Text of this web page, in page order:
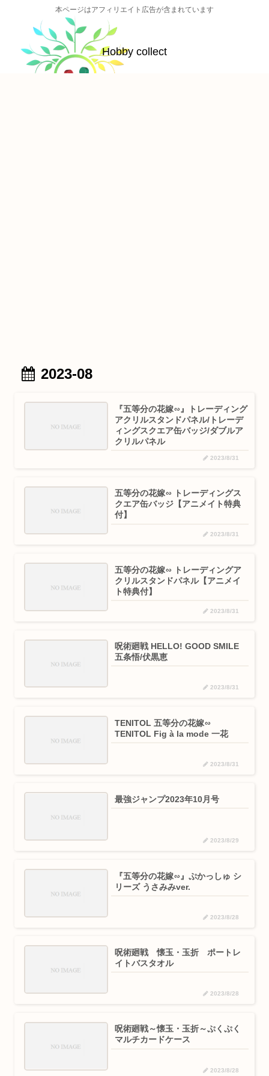
本ページはアフィリエイト広告が含まれています
Hobby collect
2023-08
『五等分の花嫁∽』トレーディング
アクリルスタンドパネル/トレーデ
ィングスクエア缶バッジ/ダブルア
クリルパネル
2023/8/31
五等分の花嫁∽ トレーディングス
クエア缶バッジ【アニメイト特典
付】
2023/8/31
五等分の花嫁∽ トレーディングア
クリルスタンドパネル【アニメイ
ト特典付】
2023/8/31
呪術廻戦 HELLO! GOOD SMILE
五条悟/伏黒恵
2023/8/31
TENITOL 五等分の花嫁∽
TENITOL Fig à la mode 一花
2023/8/31
最強ジャンプ2023年10月号
2023/8/29
『五等分の花嫁∽』ぷかっしゅ シ
リーズ うさみみver.
2023/8/28
呪術廻戦 懐玉・玉折 ポートレ
イトバスタオル
2023/8/28
呪術廻戦～懐玉・玉折～ぷくぷく
マルチカードケース
2023/8/28